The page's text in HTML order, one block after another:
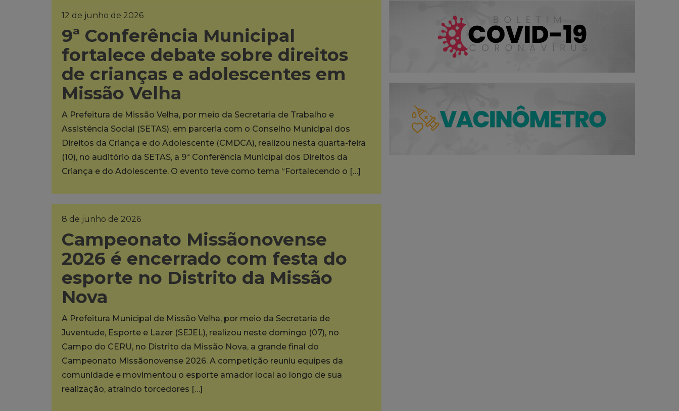
12 de junho de 2026
9ª Conferência Municipal
fortalece debate sobre direitos
de crianças e adolescentes em
Missão Velha
A Prefeitura de Missão Velha, por meio da Secretaria de Trabalho e
Assistência Social (SETAS), em parceria com o Conselho Municipal dos
Direitos da Criança e do Adolescente (CMDCA), realizou nesta quarta-feira
(10), no auditório da SETAS, a 9ª Conferência Municipal dos Direitos da
Criança e do Adolescente. O evento teve como tema “Fortalecendo o […]
8 de junho de 2026
Campeonato Missãonovense
2026 é encerrado com festa do
esporte no Distrito da Missão
Nova
A Prefeitura Municipal de Missão Velha, por meio da Secretaria de
Juventude, Esporte e Lazer (SEJEL), realizou neste domingo (07), no
Campo do CERU, no Distrito da Missão Nova, a grande final do
Campeonato Missãonovense 2026. A competição reuniu equipes da
comunidade e movimentou o esporte amador local ao longo de sua
realização, atraindo torcedores […]